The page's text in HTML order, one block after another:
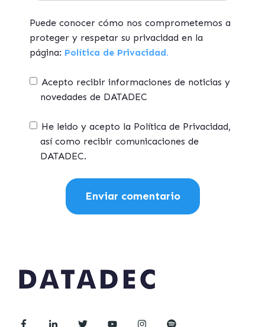
Puede conocer cómo nos comprometemos a
proteger y respetar su privacidad en la
página: Política de Privacidad.
Acepto recibir informaciones de noticias y
novedades de DATADEC
He leido y acepto la Política de Privacidad,
así como recibir comunicaciones de
DATADEC.